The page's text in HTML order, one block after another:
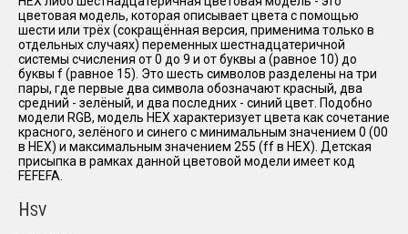
цветовая модель, которая описывает цвета с помощью
шести или трёх (сокращённая версия, применима только в
отдельных случаях) переменных шестнадцатеричной
системы счисления от 0 до 9 и от буквы a (равное 10) до
буквы f (равное 15). Это шесть символов разделены на три
пары, где первые два символа обозначают красный, два
средний - зелёный, и два последних - синий цвет. Подобно
модели RGB, модель HEX характеризует цвета как сочетание
красного, зелёного и синего с минимальным значением 0 (00
в HEX) и максимальным значением 255 (ff в HEX). Детская
присыпка в рамках данной цветовой модели имеет код
FEFEFA.
HSV